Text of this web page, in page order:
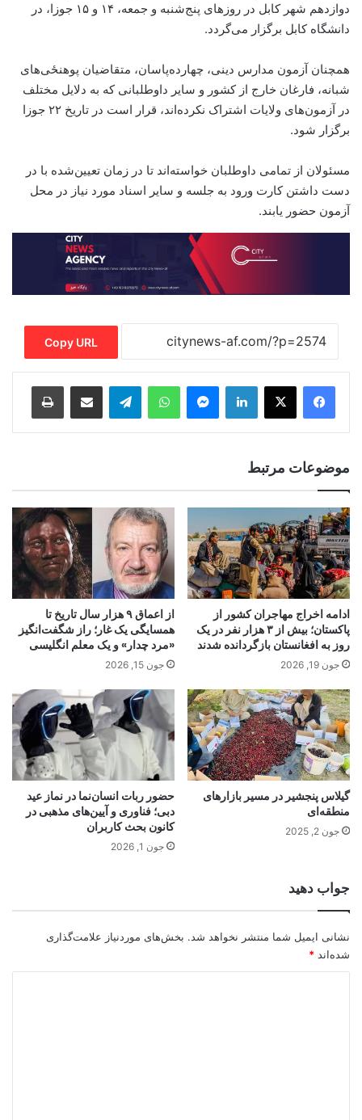
دوازدهم شهر کابل در روزهای پنج‌شنبه و جمعه، ۱۴ و ۱۵ جوزا، در
دانشگاه کابل برگزار می‌گردد.
همچنان آزمون مدارس دینی، چهارده‌پاسان، متقاضیان پوهنځی‌های
شبانه، فارغان خارج از کشور و سایر داوطلبانی که به دلایل مختلف
در آزمون‌های ولایات اشتراک نکرده‌اند، قرار است در تاریخ ۲۲ جوزا
برگزار شود.
مسئولان از تمامی داوطلبان خواسته‌اند تا در زمان تعیین‌شده با در
دست داشتن کارت ورود به جلسه و سایر اسناد مورد نیاز در محل
آزمون حضور یابند.
Copy URL
LinkedIn
Messenger
WhatsApp
Telegram
Share via Email
Print
موضوعات مرتبط
ادامه اخراج مهاجران کشور از
پاکستان؛ بیش از ۳ هزار نفر در یک
روز به افغانستان بازگردانده شدند
جون 19, 2026
از اعماق ۹ هزار سال تاریخ تا
همسایگی یک غار؛ راز شگفت‌انگیز
«مرد چدار» و یک معلم انگلیسی
جون 15, 2026
گیلاس پنجشیر در مسیر بازارهای
منطقه‌ای
جون 2, 2025
حضور ربات انسان‌نما در نماز عید
دبی؛ فناوری و آیین‌های مذهبی در
کانون بحث کاربران
جون 1, 2026
جواب دهید
نشانی ایمیل شما منتشر نخواهد شد. بخش‌های موردنیاز علامت‌گذاری
شده‌اند *